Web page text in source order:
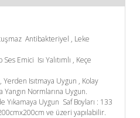
Antibakteriyel , Leke
Emici Isı Yalıtımlı , Keçe
Yerden Isıtmaya Uygun , Kolay
Normlarına Uygun.
Yıkamaya Uygun Saf Boyları : 133
ve üzeri yapılabilir.